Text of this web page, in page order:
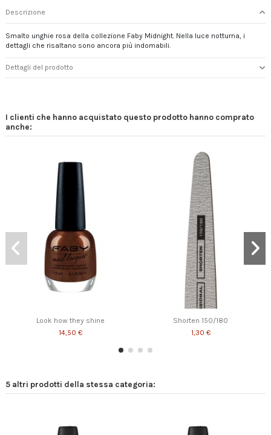
Descrizione
Smalto unghie rosa della collezione Faby Midnight. Nella luce notturna, i
dettagli che risaltano sono ancora più indomabili.
Dettagli del prodotto
I clienti che hanno acquistato questo prodotto hanno comprato
anche:
Look how they shine
14,50 €
Shorten 150/180
1,30 €
5 altri prodotti della stessa categoria: